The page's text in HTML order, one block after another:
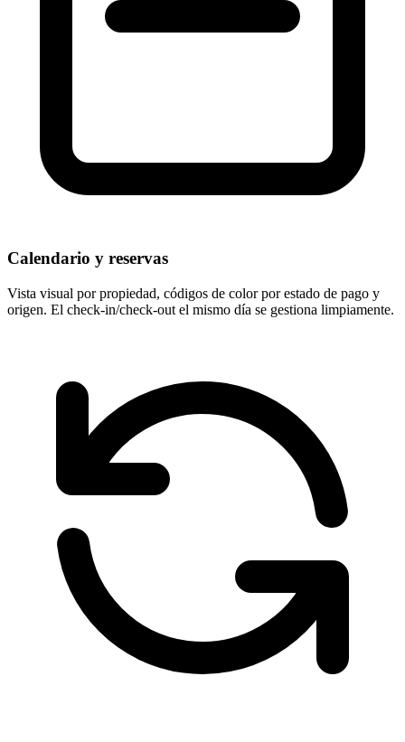
Calendario y reservas
Vista visual por propiedad, códigos de color por estado de pago y
origen. El check-in/check-out el mismo día se gestiona limpiamente.